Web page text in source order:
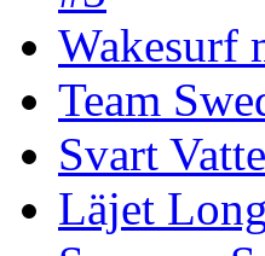
Wakesurf
Team
Svart
Läjet